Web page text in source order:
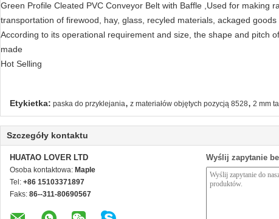
Green Profile Cleated PVC Conveyor Belt with Baffle ,Used for making
transportation of firewood, hay, glass, recyled materials, ackaged
According to its operational requirement and size, the shape and pitch
made
Hot Selling
Etykietka: paska do przyklejania, z materiałów objętych pozycją 8528, 2 mm
Szczegóły kontaktu
HUATAO LOVER LTD
Osoba kontaktowa: Maple
Tel: +86 15103371897
Faks: 86--311-80690567
Wyślij zapytanie